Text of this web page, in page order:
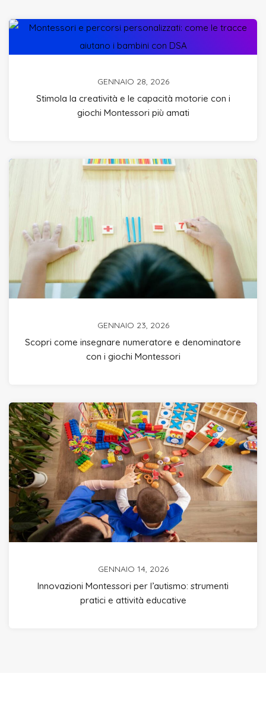
GENNAIO 28, 2026
Stimola la creatività e le capacità motorie con i
giochi Montessori più amati
GENNAIO 23, 2026
Scopri come insegnare numeratore e denominatore
con i giochi Montessori
GENNAIO 14, 2026
Innovazioni Montessori per l’autismo: strumenti
pratici e attività educative